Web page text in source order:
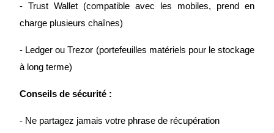
Plus d'événements
Se connecter S'inscrire
- Trust Wallet (compatible avec les mobiles, prend en
charge plusieurs chaînes)
- Ledger ou Trezor (portefeuilles matériels pour le stockage
à long terme)
Conseils de sécurité :
- Ne partagez jamais votre phrase de récupération